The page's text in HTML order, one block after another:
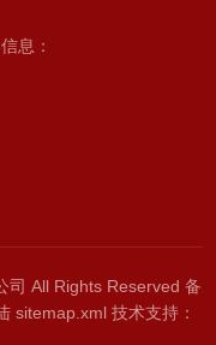
息：
司 All Rights Reserved 备
sitemap.xml 技术支持：